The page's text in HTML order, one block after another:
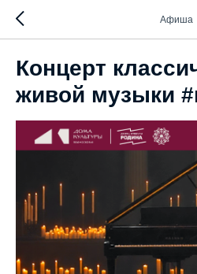
Афиша
Концерт
живой музыки